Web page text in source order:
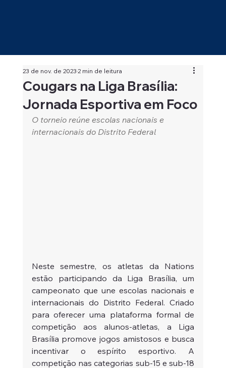
Cougars na Liga Brasília:
Jornada Esportiva em Foco
23 de nov. de 20232 min de leitura
O torneio reúne escolas nacionais e
internacionais do Distrito Federal
Neste semestre, os atletas da Nations
estão participando da Liga Brasília, um
campeonato que une escolas nacionais e
internacionais do Distrito Federal. Criado
para oferecer uma plataforma formal de
competição aos alunos-atletas, a Liga
Brasília promove jogos amistosos e busca
incentivar o espírito esportivo. A
competição nas categorias sub-15 e sub-18